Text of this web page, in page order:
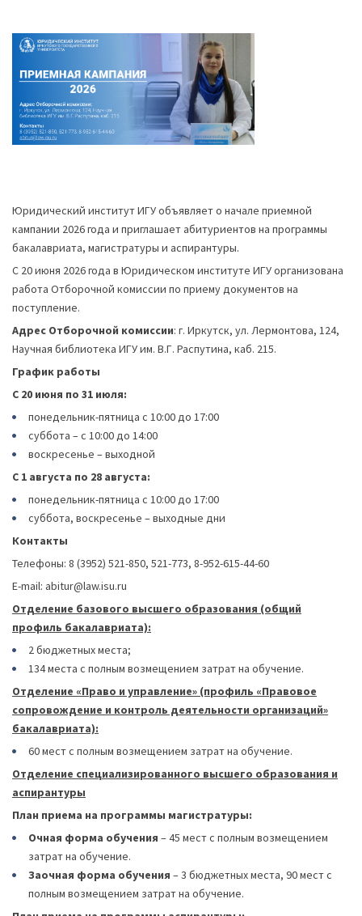
Юридический институт ИГУ объявляет о начале приемной
кампании 2026 года и приглашает абитуриентов на программы
бакалавриата, магистратуры и аспирантуры.
С 20 июня 2026 года в Юридическом институте ИГУ организована
работа Отборочной комиссии по приему документов на
поступление.
Адрес Отборочной комиссии: г. Иркутск, ул. Лермонтова, 124,
Научная библиотека ИГУ им. В.Г. Распутина, каб. 215.
График работы
С 20 июня по 31 июля:
понедельник-пятница с 10:00 до 17:00
суббота – с 10:00 до 14:00
воскресенье – выходной
С 1 августа по 28 августа:
понедельник-пятница с 10:00 до 17:00
суббота, воскресенье – выходные дни
Контакты
Телефоны: 8 (3952) 521-850, 521-773, 8-952-615-44-60
Е-mail: abitur@law.isu.ru
Отделение базового высшего образования (общий
профиль бакалавриата):
2 бюджетных места;
134 места с полным возмещением затрат на обучение.
Отделение «Право и управление» (профиль «Правовое
сопровождение и контроль деятельности организаций»
бакалавриата):
60 мест с полным возмещением затрат на обучение.
Отделение специализированного высшего образования и
аспирантуры
План приема на программы магистратуры:
Очная форма обучения – 45 мест с полным возмещением
затрат на обучение.
Заочная форма обучения – 3 бюджетных места, 90 мест с
полным возмещением затрат на обучение.